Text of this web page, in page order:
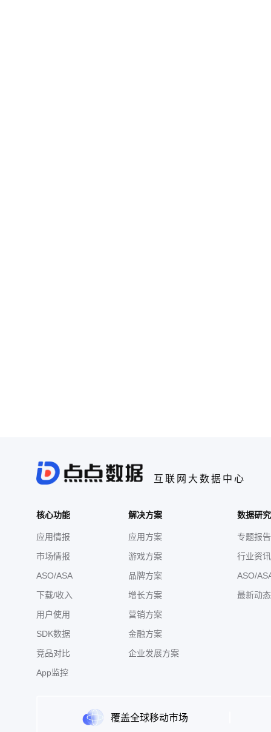
互联网大数据中心
核心功能
应用情报
市场情报
ASO/ASA
下载/收入
用户使用
SDK数据
竞品对比
App监控
解决方案
应用方案
游戏方案
品牌方案
增长方案
营销方案
金融方案
企业发展方案
数据研
专题报告
行业资讯
ASO/
最新动态
覆盖全球移动市场